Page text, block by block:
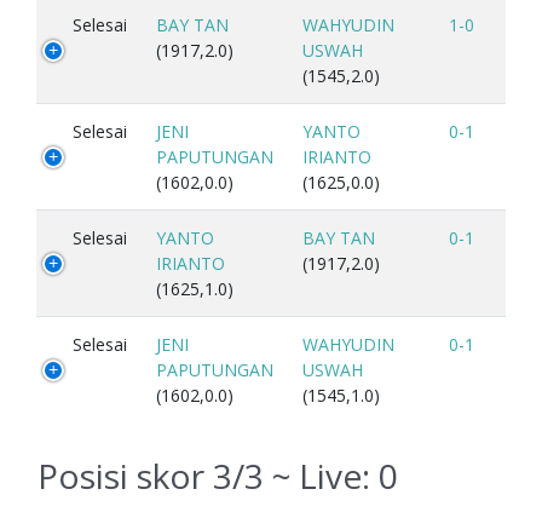
Selesai
BAY TAN
(1917,2.0)
WAHYUDIN
USWAH
(1545,2.0)
1-0
Selesai
JENI
PAPUTUNGAN
(1602,0.0)
YANTO
IRIANTO
(1625,0.0)
0-1
Selesai
YANTO
IRIANTO
(1625,1.0)
BAY TAN
(1917,2.0)
0-1
Selesai
JENI
PAPUTUNGAN
(1602,0.0)
WAHYUDIN
USWAH
(1545,1.0)
0-1
Posisi skor 3/3 ~ Live: 0